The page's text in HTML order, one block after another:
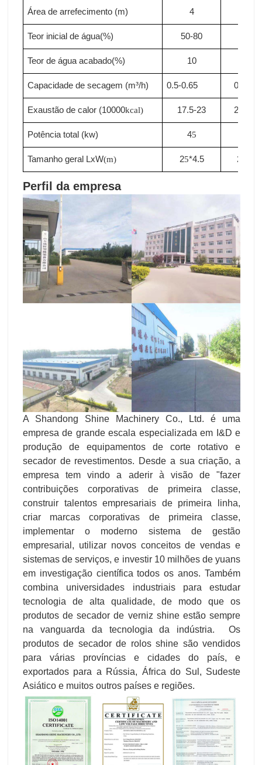
Área de arrefecimento (m) 4
Teor inicial de água(%) 50-80
Teor de água acabado(%) 10
Capacidade de secagem (m³/h) 0.5-0.65 0.65-
Exaustão de calor (10000kcal) 17.5-23 23-28
Potência total (kw) 45
Tamanho geral LxW(m) 25*4.5 2
Perfil da empresa
A Shandong Shine Machinery Co., Ltd. é uma
empresa de grande escala especializada em I&D e
produção de equipamentos de corte rotativo e
secador de revestimentos. Desde a sua criação, a
empresa tem vindo a aderir à visão de "fazer
contribuições corporativas de primeira classe,
construir talentos empresariais de primeira linha,
criar marcas corporativas de primeira classe,
implementar o moderno sistema de gestão
empresarial, utilizar novos conceitos de vendas e
sistemas de serviços, e investir 10 milhões de yuans
em investigação científica todos os anos. Também
combina universidades industriais para estudar
tecnologia de alta qualidade, de modo que os
produtos de secador de verniz shine estão sempre
na vanguarda da tecnologia da indústria. Os
produtos de secador de rolos shine são vendidos
para várias províncias e cidades do país, e
exportados para a Rússia, África do Sul, Sudeste
Asiático e muitos outros países e regiões.